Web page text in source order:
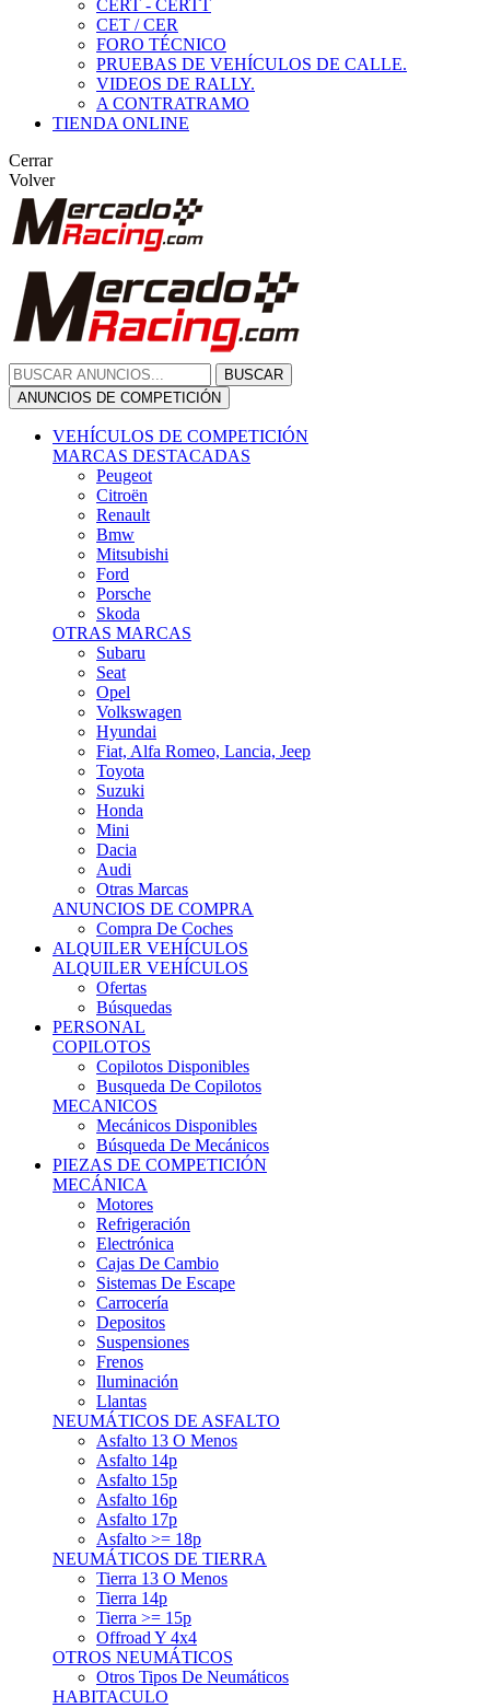
CERT - CERTT
CET / CER
FORO TÉCNICO
PRUEBAS DE VEHÍCULOS DE CALLE.
VIDEOS DE RALLY.
A CONTRATRAMO
TIENDA ONLINE
Cerrar
Volver
BUSCAR
ANUNCIOS DE COMPETICIÓN
VEHÍCULOS DE COMPETICIÓN
MARCAS DESTACADAS
Peugeot
Citroën
Renault
Bmw
Mitsubishi
Ford
Porsche
Skoda
OTRAS MARCAS
Subaru
Seat
Opel
Volkswagen
Hyundai
Fiat, Alfa Romeo, Lancia, Jeep
Toyota
Suzuki
Honda
Mini
Dacia
Audi
Otras Marcas
ANUNCIOS DE COMPRA
Compra De Coches
ALQUILER VEHÍCULOS
ALQUILER VEHÍCULOS
Ofertas
Búsquedas
PERSONAL
COPILOTOS
Copilotos Disponibles
Busqueda De Copilotos
MECANICOS
Mecánicos Disponibles
Búsqueda De Mecánicos
PIEZAS DE COMPETICIÓN
MECÁNICA
Motores
Refrigeración
Electrónica
Cajas De Cambio
Sistemas De Escape
Carrocería
Depositos
Suspensiones
Frenos
Iluminación
Llantas
NEUMÁTICOS DE ASFALTO
Asfalto 13 O Menos
Asfalto 14p
Asfalto 15p
Asfalto 16p
Asfalto 17p
Asfalto >= 18p
NEUMÁTICOS DE TIERRA
Tierra 13 O Menos
Tierra 14p
Tierra >= 15p
Offroad Y 4x4
OTROS NEUMÁTICOS
Otros Tipos De Neumáticos
HABITACULO